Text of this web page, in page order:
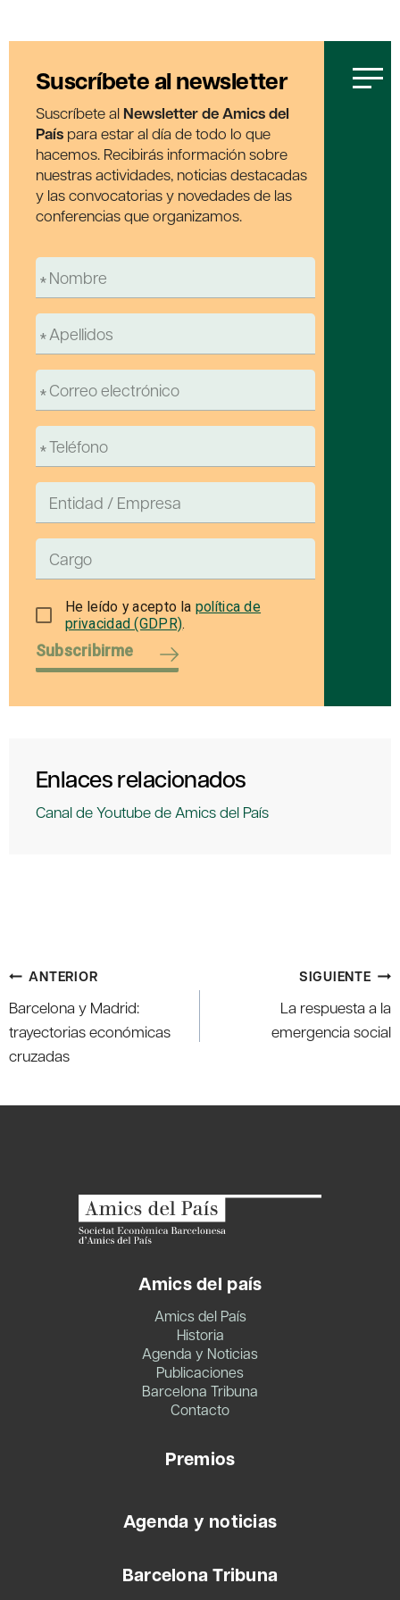
Suscríbete al newsletter
Suscríbete al Newsletter de Amics del
País para estar al día de todo lo que
hacemos. Recibirás información sobre
nuestras actividades, noticias destacadas
y las convocatorias y novedades de las
conferencias que organizamos.
He leído y acepto la política de
privacidad (GDPR).
Subscribirme
Enlaces relacionados
Canal de Youtube de Amics del País
Navegación
de
entradas
ANTERIOR
Barcelona y Madrid:
trayectorias económicas
cruzadas
SIGUIENTE
La respuesta a la
emergencia social
Amics del país
Amics del País
Historia
Agenda y Noticias
Publicaciones
Barcelona Tribuna
Contacto
Premios
Agenda y noticias
Barcelona Tribuna